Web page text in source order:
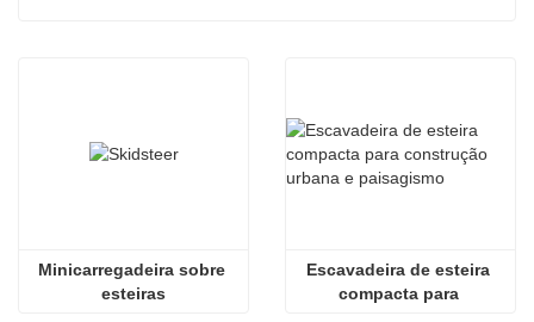
Minicarregadeira sobre
esteiras
Escavadeira de esteira
compacta para